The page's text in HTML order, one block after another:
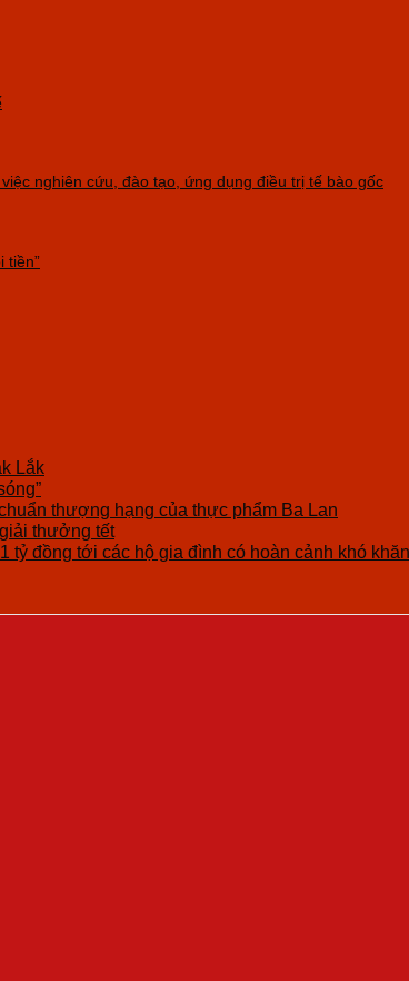
nghiên cứu, đào tạo, ứng dụng điều trị tế bào gốc
tiền”
Lắk
thượng hạng của thực phẩm Ba Lan
thưởng tết
tỷ đồng tới các hộ gia đình có hoàn cảnh khó khăn